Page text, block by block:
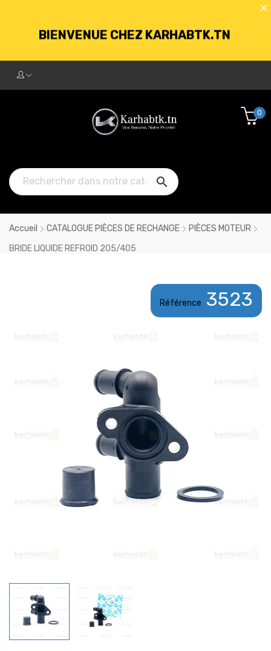
BIENVENUE CHEZ KARHABTK.TN
250DT D'ACHATS

0
Accueil CATALOGUE PIÈCES DE RECHANGE
PIÈCES MOTEUR
BRIDE LIQUIDE REFROID 205/405
Référence 3523